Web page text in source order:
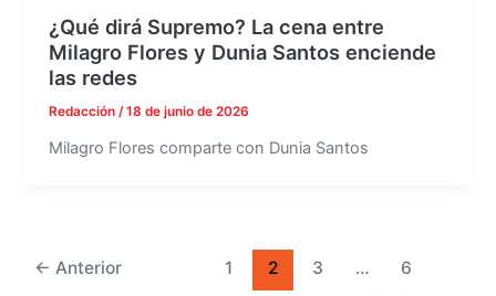
¿Qué dirá Supremo? La cena entre
Milagro Flores y Dunia Santos enciende
las redes
Redacción/18 de junio de 2026
Milagro Flores comparte con Dunia Santos
← Anterior 1 2 3 …
6